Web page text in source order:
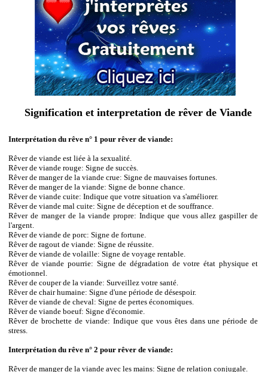
Signification et interpretation de rêver de Viande
Interprétation du rêve n° 1 pour rêver de viande:
Rêver de viande est liée à la sexualité.
Rêver de viande rouge: Signe de succès.
Rêver de manger de la viande crue: Signe de mauvaises fortunes.
Rêver de manger de la viande: Signe de bonne chance.
Rêver de viande cuite: Indique que votre situation va s'améliorer.
Rêver de viande mal cuite: Signe de déception et de souffrance.
Rêver de manger de la viande propre: Indique que vous allez gaspiller de
l'argent.
Rêver de viande de porc: Signe de fortune.
Rêver de ragout de viande: Signe de réussite.
Rêver de viande de volaille: Signe de voyage rentable.
Rêver de viande pourrie: Signe de dégradation de votre état physique et
émotionnel.
Rêver de couper de la viande: Surveillez votre santé.
Rêver de chair humaine: Signe d'une période de désespoir.
Rêver de viande de cheval: Signe de pertes économiques.
Rêver de viande boeuf: Signe d'économie.
Rêver de brochette de viande: Indique que vous êtes dans une période de
stress.
Interprétation du rêve n° 2 pour rêver de viande:
Rêver de manger de la viande avec les mains: Signe de relation conjugale.